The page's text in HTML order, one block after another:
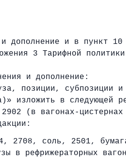
и дополнение и в пункт 10
3 Тарифной
и дополнение:
позиции, субпозиции и
изложить в следующей
(в вагонах-
2708, соль, 2501,
в рефрижераторных